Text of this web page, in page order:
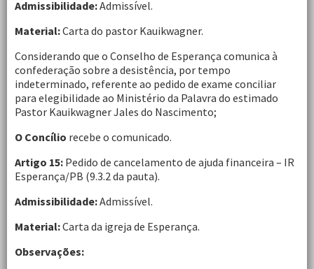
Admissibilidade:Admissível.
Material:Carta do pastor Kauikwagner.
Considerando que o Conselho de Esperança comunica à
confederação sobre a desistência, por tempo
indeterminado, referente ao pedido de exame conciliar
para elegibilidade ao Ministério da Palavra do estimado
Pastor Kauikwagner Jales do Nascimento;
O Concílio recebe o comunicado.
Artigo 15: Pedido de cancelamento de ajuda financeira – IR
Esperança/PB (9.3.2 da pauta).
Admissibilidade:Admissível.
Material:Carta da igreja de Esperança.
Observações: